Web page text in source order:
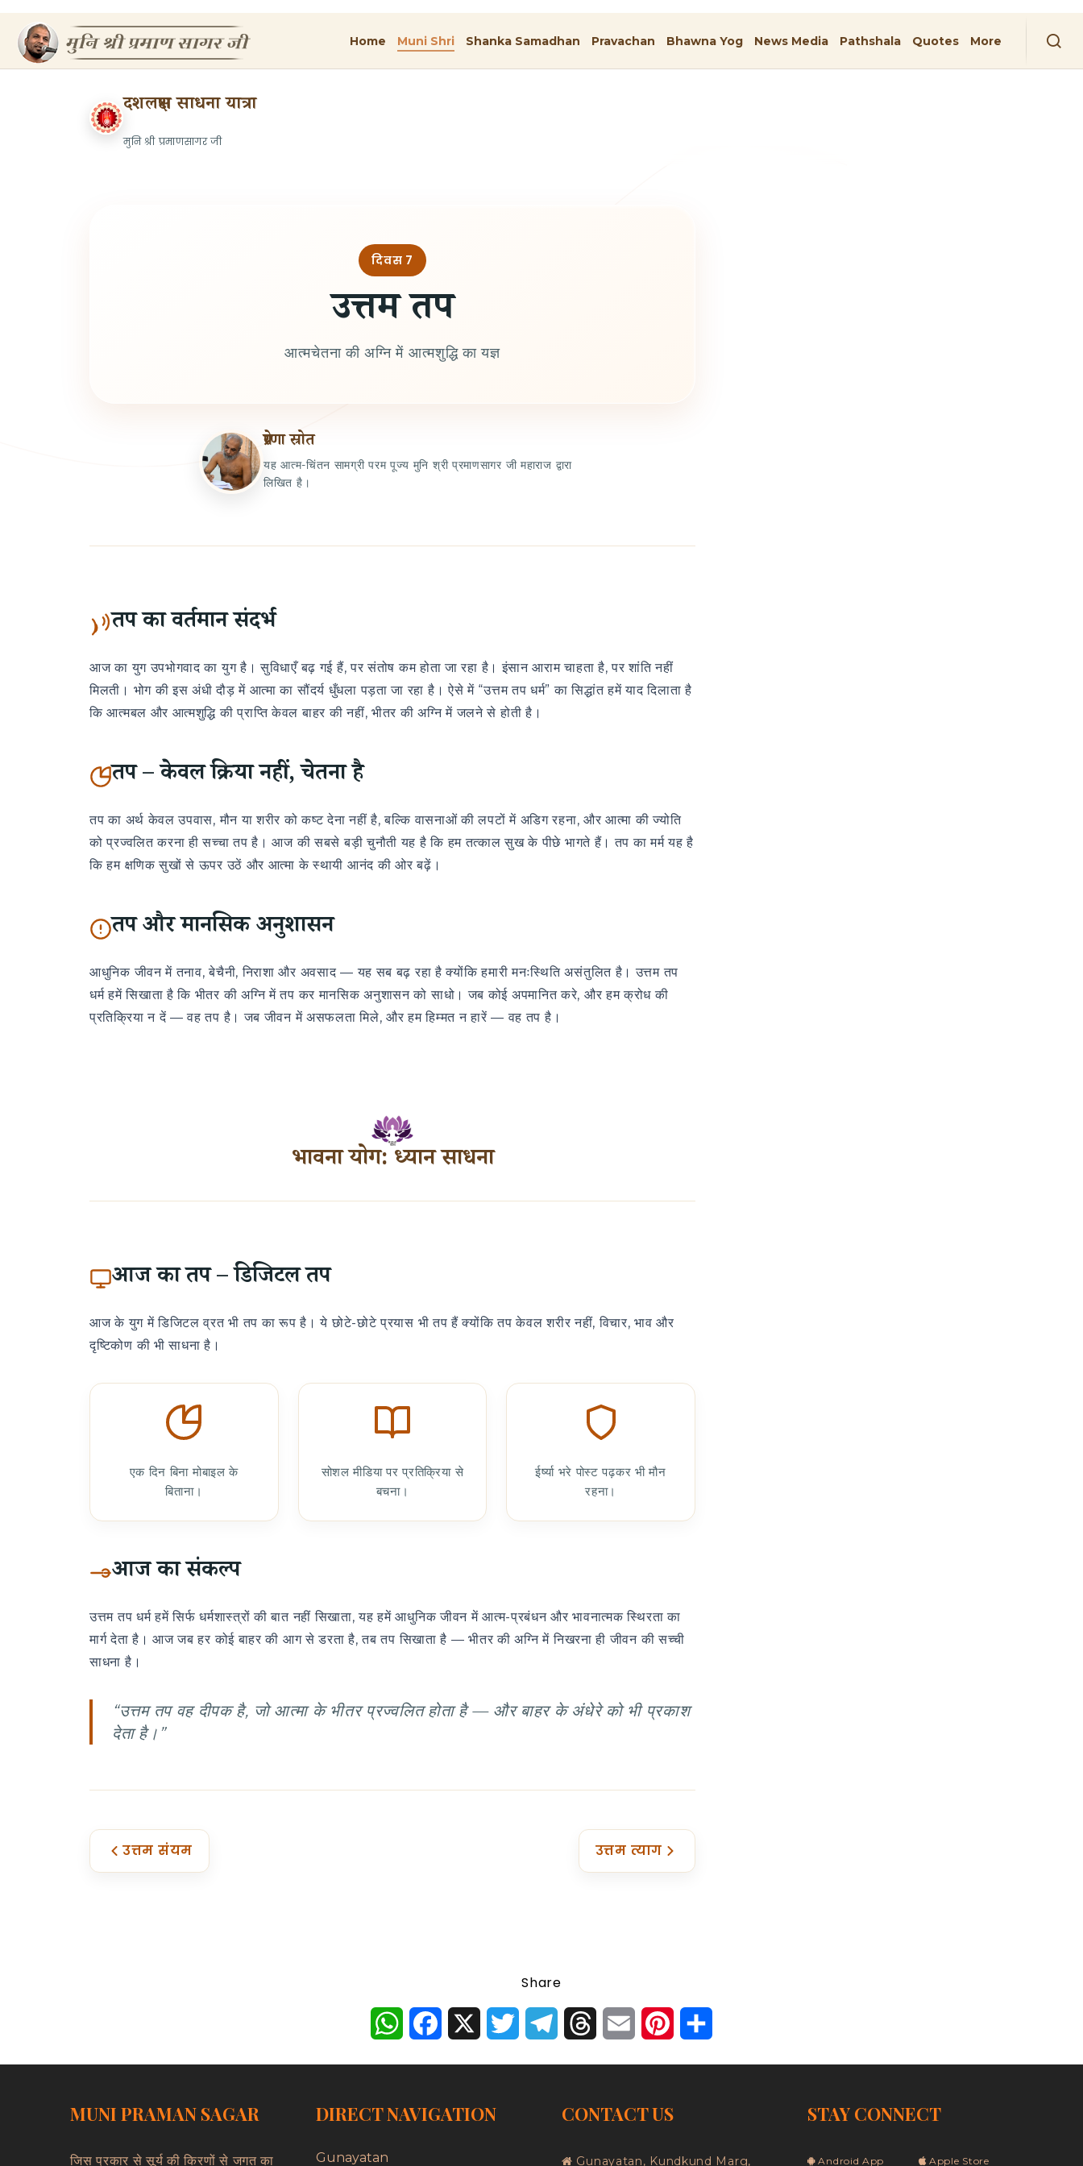
Home Muni Shri Shanka Samadhan Pravachan Bhawna Yog News Media Pathshala Quotes More
दशलक्षण साधना यात्रा
मुनि श्री प्रमाणसागर जी
दिवस 7
उत्तम तप
आत्मचेतना की अग्नि में आत्मशुद्धि का यज्ञ
प्रेरणा स्रोत
यह आत्म-चिंतन सामग्री परम पूज्य मुनि श्री प्रमाणसागर जी महाराज द्वारा
लिखित है।
तप का वर्तमान संदर्भ
आज का युग उपभोगवाद का युग है। सुविधाएँ बढ़ गई हैं, पर संतोष कम होता जा रहा है। इंसान आराम चाहता है, पर शांति नहीं
मिलती। भोग की इस अंधी दौड़ में आत्मा का सौंदर्य धुँधला पड़ता जा रहा है। ऐसे में “उत्तम तप धर्म” का सिद्धांत हमें याद दिलाता है
कि आत्मबल और आत्मशुद्धि की प्राप्ति केवल बाहर की नहीं, भीतर की अग्नि में जलने से होती है।
तप – केवल क्रिया नहीं, चेतना है
तप का अर्थ केवल उपवास, मौन या शरीर को कष्ट देना नहीं है, बल्कि वासनाओं की लपटों में अडिग रहना, और आत्मा की ज्योति
को प्रज्वलित करना ही सच्चा तप है। आज की सबसे बड़ी चुनौती यह है कि हम तत्काल सुख के पीछे भागते हैं। तप का मर्म यह है
कि हम क्षणिक सुखों से ऊपर उठें और आत्मा के स्थायी आनंद की ओर बढ़ें।
तप और मानसिक अनुशासन
आधुनिक जीवन में तनाव, बेचैनी, निराशा और अवसाद — यह सब बढ़ रहा है क्योंकि हमारी मनःस्थिति असंतुलित है। उत्तम तप
धर्म हमें सिखाता है कि भीतर की अग्नि में तप कर मानसिक अनुशासन को साधो। जब कोई अपमानित करे, और हम क्रोध की
प्रतिक्रिया न दें — वह तप है। जब जीवन में असफलता मिले, और हम हिम्मत न हारें — वह तप है।
भावना योग: ध्यान साधना
आज का तप – डिजिटल तप
आज के युग में डिजिटल व्रत भी तप का रूप है। ये छोटे-छोटे प्रयास भी तप हैं क्योंकि तप केवल शरीर नहीं, विचार, भाव और
दृष्टिकोण की भी साधना है।
एक दिन बिना मोबाइल के
बिताना।
सोशल मीडिया पर प्रतिक्रिया से
बचना।
ईर्ष्या भरे पोस्ट पढ़कर भी मौन
रहना।
आज का संकल्प
उत्तम तप धर्म हमें सिर्फ धर्मशास्त्रों की बात नहीं सिखाता, यह हमें आधुनिक जीवन में आत्म-प्रबंधन और भावनात्मक स्थिरता का
मार्ग देता है। आज जब हर कोई बाहर की आग से डरता है, तब तप सिखाता है — भीतर की अग्नि में निखरना ही जीवन की सच्ची
साधना है।
“उत्तम तप वह दीपक है, जो आत्मा के भीतर प्रज्वलित होता है — और बाहर के अंधेरे को भी प्रकाश
देता है।”
उत्तम संयम उत्तम त्याग
Share
WhatsAppFacebook Twitter TelegramThreadsEmail Pinterest
MUNI PRAMAN SAGAR
जिस प्रकार से सूर्य की किरणों से जगत का
DIRECT NAVIGATION
Gunayatan
CONTACT US
Gunayatan, Kundkund Marg,
STAY CONNECT
Android App Apple Store